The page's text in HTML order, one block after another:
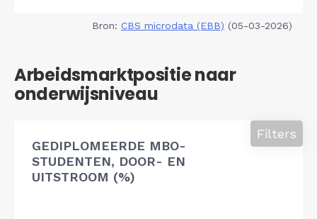
Bron: CBS microdata (EBB) (05-03-2026)
Arbeidsmarktpositie naar
onderwijsniveau
GEDIPLOMEERDE MBO-
STUDENTEN, DOOR- EN
UITSTROOM (%)
Filters